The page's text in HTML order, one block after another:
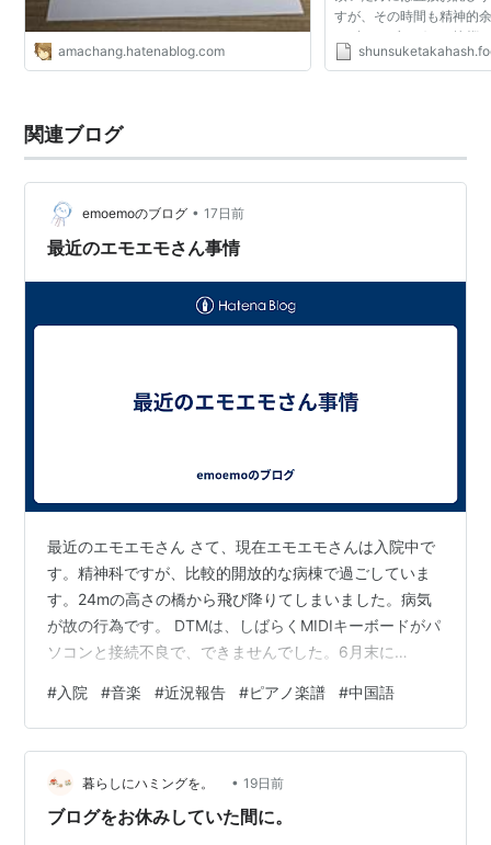
amachang.hatenablog.com
すが、その時間も精神的
えずこのブログでご挨拶
思いました。 題名の通り
関連ブログ
emoemoのブログ • 17日前
最近のエモエモさん事情
最近のエモエモさん さて、現在エモエモさんは入院中で
す。精神科ですが、比較的開放的な病棟で過ごしていま
す。24mの高さの橋から飛び降りてしまいました。病気
が故の行為です。 DTMは、しばらくMIDIキーボードがパ
ソコンと接続不良で、できませんでした。6月末に
にやっとなったのです。でも、入院してるのでできませ
ん(´；ω；`)ｳｩｩ……。退院したらやるかもです。いつ退院
できるんだろう……。 IOSに、（6日前かな？）
musicline-3分作曲- というアプリが登場しました。これ
は作曲を始めるきっかけになったアプリです。もともと
#入院 #音楽 #近況報告 #ピアノ楽譜 #中国語
暮らしにハミングを。 • 19日前
ブログをお休みしていた間に。